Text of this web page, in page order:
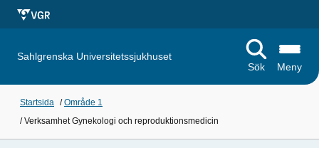
Sahlgrenska Universitetssjukhuset
Sök
Meny
Startsida /Område 1
/Verksamhet Gynekologi och reproduktionsmedicin